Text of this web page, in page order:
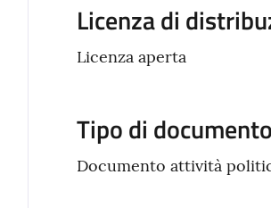
Licenza di
Licenza aperta
Tipo di documento
Documento attività